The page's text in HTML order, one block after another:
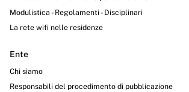
Modulistica - Regolamenti - Disciplinari
La rete wifi nelle residenze
Ente
Chi siamo
Responsabili del procedimento di pubblicazione